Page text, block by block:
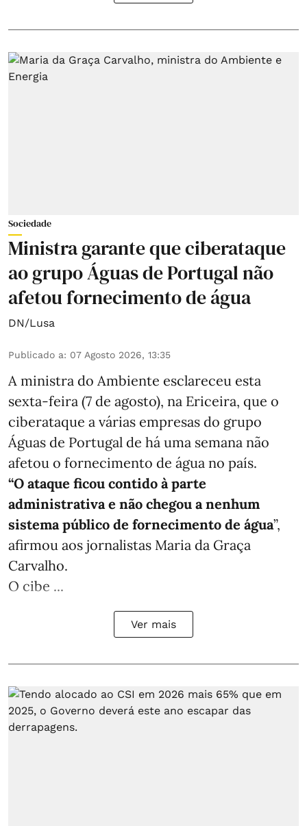
Sociedade
Ministra garante que ciberataque
ao grupo Águas de Portugal não
afetou fornecimento de água
DN/Lusa
Publicado a: 07 Agosto 2026, 13:35
A ministra do Ambiente esclareceu esta
sexta-feira (7 de agosto), na Ericeira, que o
ciberataque a várias empresas do grupo
Águas de Portugal de há uma semana não
afetou o fornecimento de água no país.
“O ataque ficou contido à parte
administrativa e não chegou a nenhum
sistema público de fornecimento de água”,
afirmou aos jornalistas Maria da Graça
Carvalho.
O cibe ...
Ver mais